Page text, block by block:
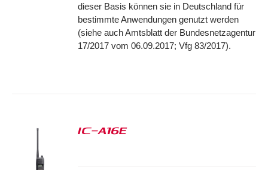
dieser Basis können sie in Deutschland für
bestimmte Anwendungen genutzt werden
(siehe auch Amtsblatt der Bundesnetzagentur
17/2017 vom 06.09.2017; Vfg 83/2017).
IC-A16E